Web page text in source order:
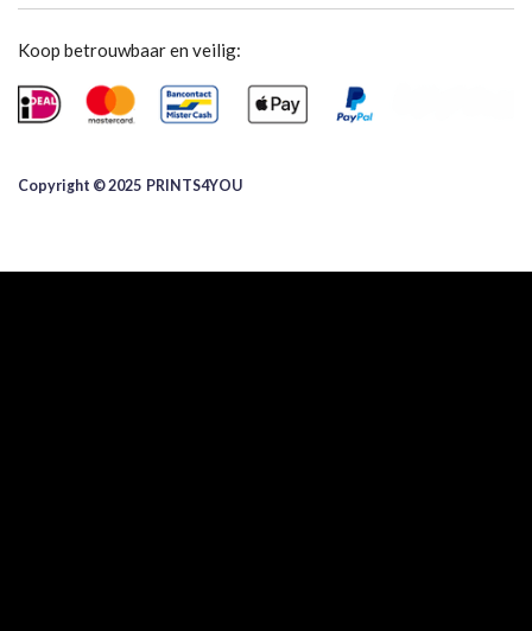
Koop betrouwbaar en veilig:
Copyright © 2025 ​PRINTS4YOU